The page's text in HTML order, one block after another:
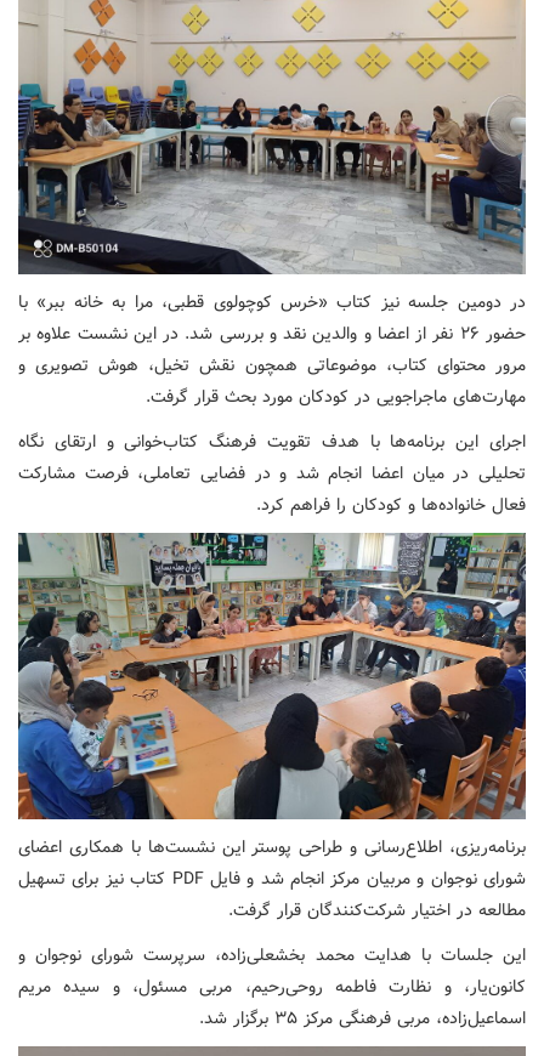
در دومین جلسه نیز کتاب «خرس کوچولوی قطبی، مرا به خانه ببر» با
حضور ۲۶ نفر از اعضا و والدین نقد و بررسی شد. در این نشست علاوه بر
مرور محتوای کتاب، موضوعاتی همچون نقش تخیل، هوش تصویری و
مهارت‌های ماجراجویی در کودکان مورد بحث قرار گرفت.
اجرای این برنامه‌ها با هدف تقویت فرهنگ کتاب‌خوانی و ارتقای نگاه
تحلیلی در میان اعضا انجام شد و در فضایی تعاملی، فرصت مشارکت
فعال خانواده‌ها و کودکان را فراهم کرد.
برنامه‌ریزی، اطلاع‌رسانی و طراحی پوستر این نشست‌ها با همکاری اعضای
شورای نوجوان و مربیان مرکز انجام شد و فایل PDF کتاب نیز برای تسهیل
مطالعه در اختیار شرکت‌کنندگان قرار گرفت.
این جلسات با هدایت محمد بخشعلی‌زاده، سرپرست شورای نوجوان و
کانون‌یار، و نظارت فاطمه روحی‌رحیم، مربی مسئول، و سیده مریم
اسماعیل‌زاده، مربی فرهنگی مرکز ۳۵ برگزار شد.